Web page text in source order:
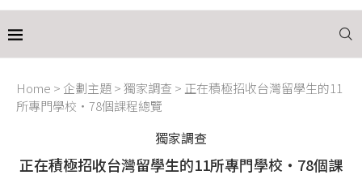
Home > 企劃主題>獨家調查 > 正在積極招收台灣留學生的11
所專門學校・78個課程總覽
獨家調查
正在積極招收台灣留學生的11所專門學校・78個課